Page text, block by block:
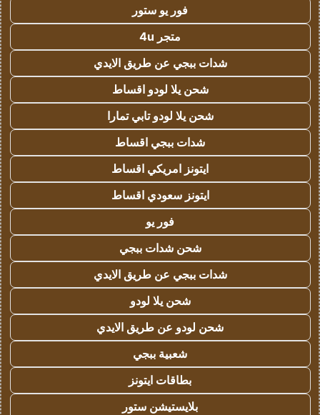
فور يو ستور
متجر 4u
شدات ببجي عن طريق الايدي
شحن يلا لودو اقساط
شحن يلا لودو تابي تمارا
شدات ببجي اقساط
ايتونز امريكي اقساط
ايتونز سعودي اقساط
فور يو
شحن شدات ببجي
شدات ببجي عن طريق الايدي
شحن يلا لودو
شحن لودو عن طريق الايدي
شعبية ببجي
بطاقات ايتونز
بلايستيشن ستور